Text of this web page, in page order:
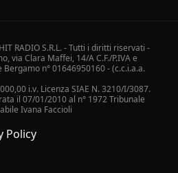
RADIO S.R.L. - Tutti i diritti riservati -
via Clara Maffei, 14/A C.F./P.IVA e
n° 01646950160 - (c.c.i.a.a.
i.v. Licenza SIAE N. 3210/I/3087.
il 07/01/2010 al n° 1972 Tribunale
Ivana Faccioli
Policy